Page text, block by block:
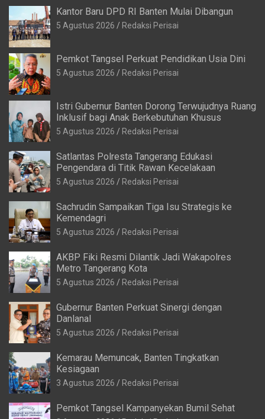
Kantor Baru DPD RI Banten Mulai Dibangun
5 Agustus 2026 Redaksi Perisai
Pemkot Tangsel Perkuat Pendidikan Usia Dini
5 Agustus 2026 Redaksi Perisai
Istri Gubernur Banten Dorong Terwujudnya Ruang
Inklusif bagi Anak Berkebutuhan Khusus
5 Agustus 2026 Redaksi Perisai
Satlantas Polresta Tangerang Edukasi
Pengendara di Titik Rawan Kecelakaan
5 Agustus 2026 Redaksi Perisai
Sachrudin Sampaikan Tiga Isu Strategis ke
Kemendagri
5 Agustus 2026 Redaksi Perisai
AKBP Fiki Resmi Dilantik Jadi Wakapolres
Metro Tangerang Kota
5 Agustus 2026 Redaksi Perisai
Gubernur Banten Perkuat Sinergi dengan
Danlanal
5 Agustus 2026 Redaksi Perisai
Kemarau Memuncak, Banten Tingkatkan
Kesiagaan
3 Agustus 2026 Redaksi Perisai
Pemkot Tangsel Kampanyekan Bumil Sehat